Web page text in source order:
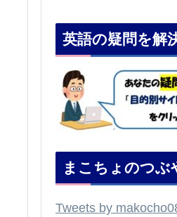
英語の疑問を解
まこちょのつぶ
Tweets by